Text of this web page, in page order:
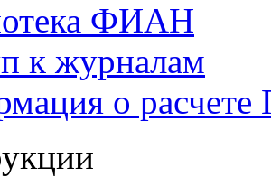
ФИАН
к журналам
о